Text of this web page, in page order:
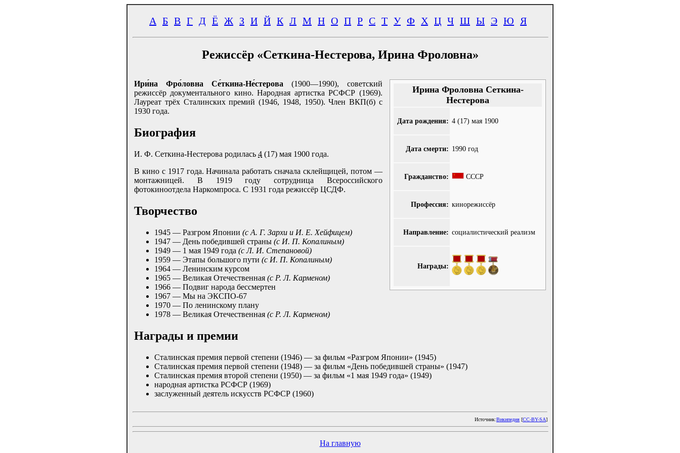
А Б В Г Д Ё Ж З И Й К Л М Н О П Р С Т У Ф Х Ц Ч Ш Ы Э Ю Я
Режиссёр «Сеткина-Нестерова, Ирина Фроловна»
Ирина Фроловна Сеткина-
Нестерова
Дата рождения: 4 (17) мая 1900
Дата смерти: 1990 год
Гражданство: СССР
Профессия: кинорежиссёр
Направление: социалистический реализм
Награды:
Ири́на Фро́ловна Се́ткина-Не́стерова (1900—1990), советский
режиссёр документального кино. Народная артистка РСФСР (1969).
Лауреат трёх Сталинских премий (1946, 1948, 1950). Член ВКП(б) с
1930 года.
Биография
И. Ф. Сеткина-Нестерова родилась 4 (17) мая 1900 года.
В кино с 1917 года. Начинала работать сначала склейщицей, потом —
монтажницей. В 1919 году сотрудница Всероссийского
фотокиноотдела Наркомпроса. С 1931 года режиссёр ЦСДФ.
Творчество
1945 — Разгром Японии (с А. Г. Зархи и И. Е. Хейфицем)
1947 — День победившей страны (с И. П. Копалиным)
1949 — 1 мая 1949 года (с Л. И. Степановой)
1959 — Этапы большого пути (с И. П. Копалиным)
1964 — Ленинским курсом
1965 — Великая Отечественная (с Р. Л. Карменом)
1966 — Подвиг народа бессмертен
1967 — Мы на ЭКСПО-67
1970 — По ленинскому плану
1978 — Великая Отечественная (с Р. Л. Карменом)
Награды и премии
Сталинская премия первой степени (1946) — за фильм «Разгром Японии» (1945)
Сталинская премия первой степени (1948) — за фильм «День победившей страны» (1947)
Сталинская премия второй степени (1950) — за фильм «1 мая 1949 года» (1949)
народная артистка РСФСР (1969)
заслуженный деятель искусств РСФСР (1960)
Источник:Википедия [CC-BY-SA]
На главную